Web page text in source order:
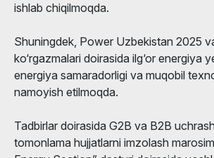
ishlab chiqilmoqda.
Shuningdek, Power Uzbekistan 2025
ko‘rgazmalari doirasida ilg‘or energiya
energiya samaradorligi va muqobil
namoyish etilmoqda.
Tadbirlar doirasida G2B va B2B
tomonlama hujjatlarni imzolash